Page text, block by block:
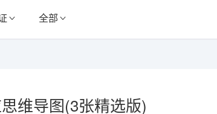
全部
维导图(3张精选版)